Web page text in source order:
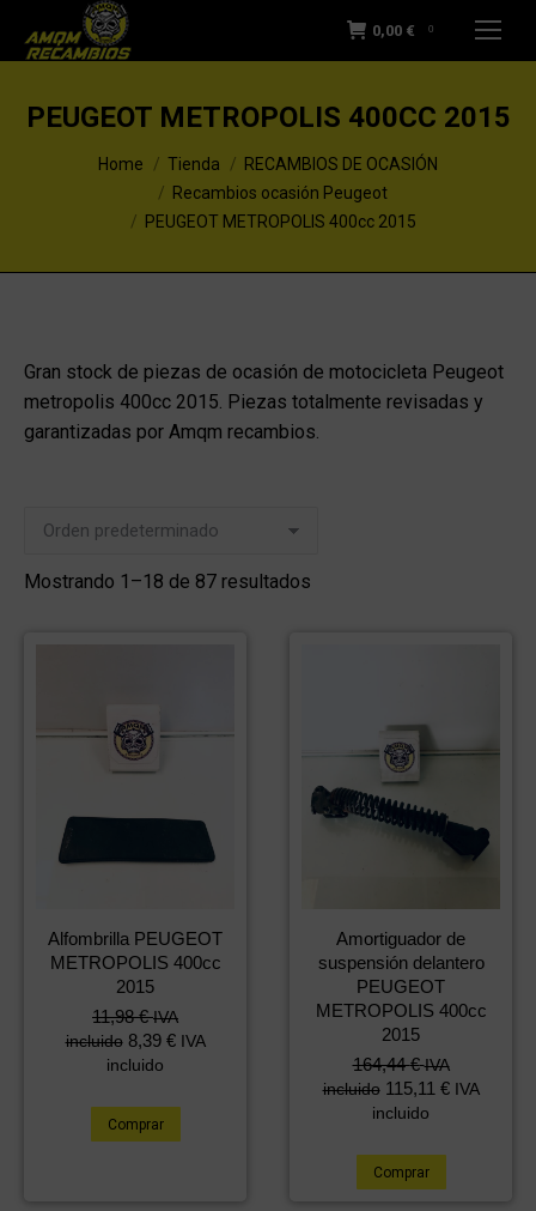
0,00 € 0
PEUGEOT METROPOLIS 400CC 2015
You are here:Home Tienda
RECAMBIOS DE OCASIÓN
Recambios ocasión Peugeot
PEUGEOT METROPOLIS 400cc 2015
Gran stock de piezas de ocasión de motocicleta Peugeot
metropolis 400cc 2015. Piezas totalmente revisadas y
garantizadas por Amqm recambios.
Mostrando 1–18 de 87 resultados
Alfombrilla PEUGEOT
METROPOLIS 400cc
2015
11,98€ IVA
incluido 8,39 € IVA
incluido
Comprar
Amortiguador de
suspensión delantero
PEUGEOT
METROPOLIS 400cc
2015
164,44€ IVA
incluido 115,11 € IVA
incluido
Comprar